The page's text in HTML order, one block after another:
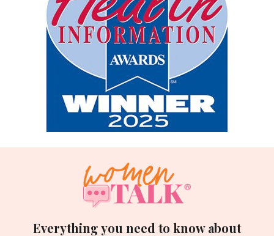
Everything you need to know about